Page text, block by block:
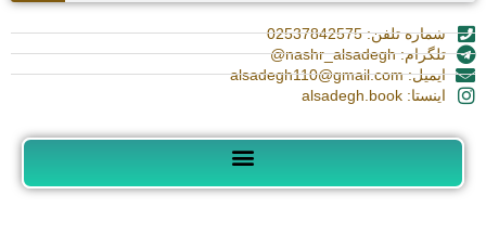
شماره تلفن: 02537842575
تلگرام: nashr_alsadegh@
ایمیل: alsadegh110@gmail.com
اینستا: alsadegh.book